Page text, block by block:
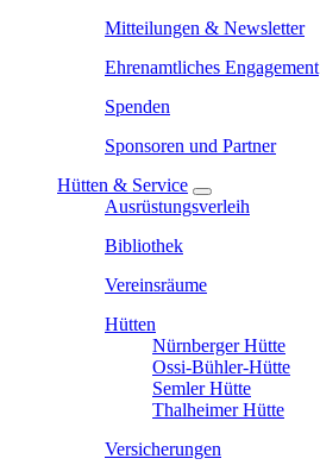
Mitteilungen & Newsletter
Ehrenamtliches Engagement
Spenden
Sponsoren und Partner
Hütten & Service
Ausrüstungsverleih
Bibliothek
Vereinsräume
Hütten
Nürnberger Hütte
Ossi-Bühler-Hütte
Semler Hütte
Thalheimer Hütte
Versicherungen